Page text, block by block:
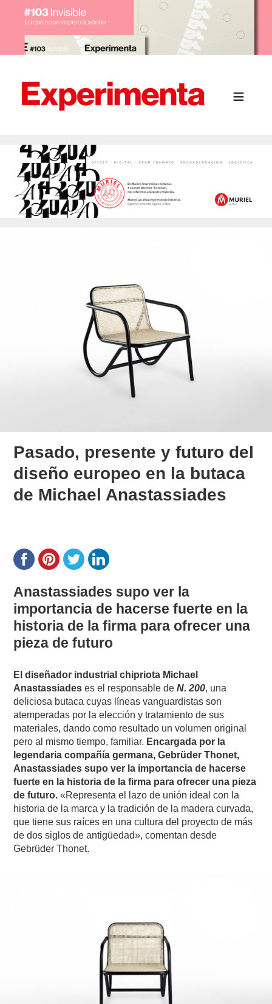
Pasado, presente y futuro del
diseño europeo en la butaca
de Michael Anastassiades
Anastassiades supo ver la
importancia de hacerse fuerte en la
historia de la firma para ofrecer una
pieza de futuro
El diseñador industrial chipriota Michael
Anastassiades es el responsable deN. 200, una
deliciosa butaca cuyas líneas vanguardistas son
atemperadas por la elección y tratamiento de sus
materiales, dando como resultado un volumen original
pero al mismo tiempo, familiar. Encargada por la
legendaria compañía germana, Gebrüder Thonet,
Anastassiades supo ver la importancia de hacerse
fuerte en la historia de la firma para ofrecer una pieza
de futuro. «Representa el lazo de unión ideal con la
historia de la marca y la tradición de la madera curvada,
que tiene sus raíces en una cultura del proyecto de más
de dos siglos de antigüedad», comentan desde
Gebrüder Thonet.